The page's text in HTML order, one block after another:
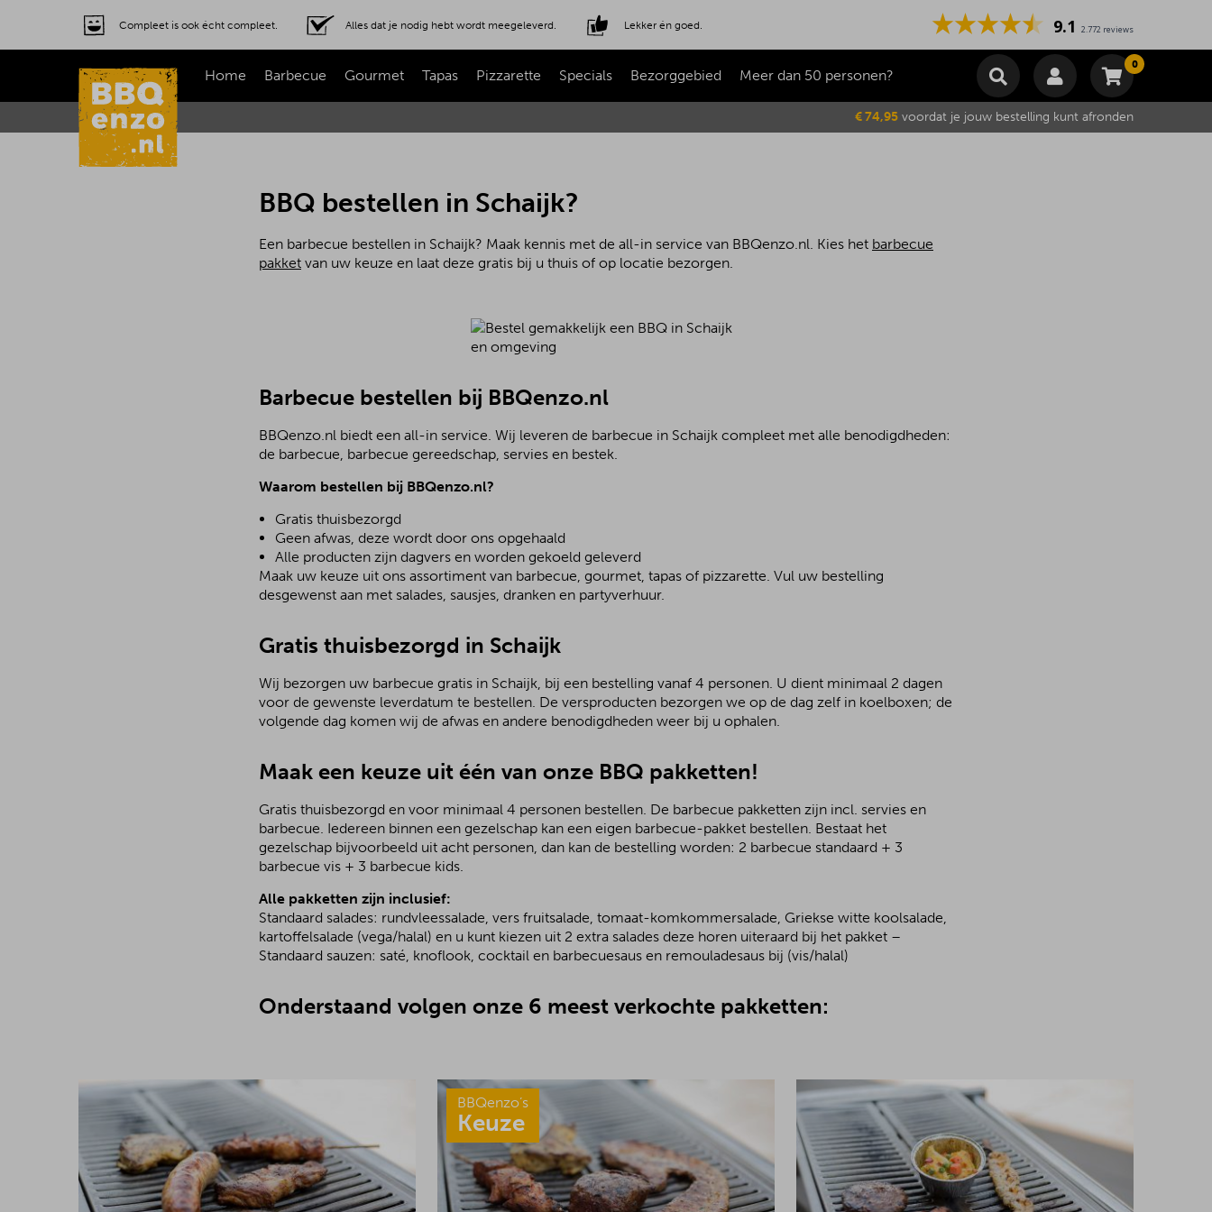
Compleet is ook écht compleet. Alles dat je nodig hebt wordt meegeleverd. Lekker én goed. 9.1 2.772 reviews
Home Barbecue Gourmet Tapas Pizzarette Specials Bezorggebied Meer dan 50 personen?
0
Winkelmand
Subtotaal €0,00
€ 74,95 voordat je jouw bestelling kunt afronden
BBQ bestellen in Schaijk?
Een barbecue bestellen in Schaijk? Maak kennis met de all-in service van BBQenzo.nl. Kies het barbecue
pakket van uw keuze en laat deze gratis bij u thuis of op locatie bezorgen.
Barbecue bestellen bij BBQenzo.nl
BBQenzo.nl biedt een all-in service. Wij leveren de barbecue in Schaijk compleet met alle benodigdheden:
de barbecue, barbecue gereedschap, servies en bestek.
Waarom bestellen bij BBQenzo.nl?
Gratis thuisbezorgd
Geen afwas, deze wordt door ons opgehaald
Alle producten zijn dagvers en worden gekoeld geleverd
Maak uw keuze uit ons assortiment van barbecue, gourmet, tapas of pizzarette. Vul uw bestelling
desgewenst aan met salades, sausjes, dranken en partyverhuur.
Gratis thuisbezorgd in Schaijk
Wij bezorgen uw barbecue gratis in Schaijk, bij een bestelling vanaf 4 personen. U dient minimaal 2 dagen
voor de gewenste leverdatum te bestellen. De versproducten bezorgen we op de dag zelf in koelboxen; de
volgende dag komen wij de afwas en andere benodigdheden weer bij u ophalen.
Maak een keuze uit één van onze BBQ pakketten!
Gratis thuisbezorgd en voor minimaal 4 personen bestellen. De barbecue pakketten zijn incl. servies en
barbecue. Iedereen binnen een gezelschap kan een eigen barbecue-pakket bestellen. Bestaat het
gezelschap bijvoorbeeld uit acht personen, dan kan de bestelling worden: 2 barbecue standaard + 3
barbecue vis + 3 barbecue kids.
Alle pakketten zijn inclusief:
Standaard salades: rundvleessalade, vers fruitsalade, tomaat-komkommersalade, Griekse witte koolsalade,
kartoffelsalade (vega/halal) en u kunt kiezen uit 2 extra salades deze horen uiteraard bij het pakket –
Standaard sauzen: saté, knoflook, cocktail en barbecuesaus en remouladesaus bij (vis/halal)
Onderstaand volgen onze 6 meest verkochte pakketten:
BBQenzo’s
Keuze